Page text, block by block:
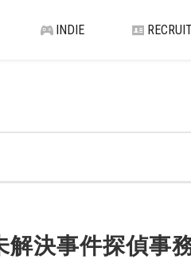
INDIE RECRUIT
決事件探偵事